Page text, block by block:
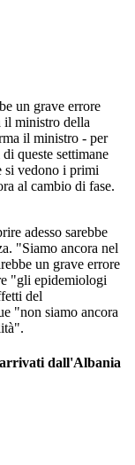
un grave errore
il ministro della
il ministro - per
queste settimane
si vedono i primi
al cambio di fase.
adesso sarebbe
"Siamo ancora nel
un grave errore
"gli epidemiologi
del
"non siamo ancora
dall'Albania